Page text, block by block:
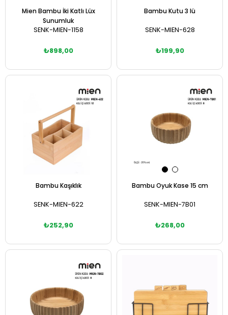
Mien Bambu İki Katlı Lüx
Sunumluk
SENK-MIEN-1158
₺898,00
Bambu Kutu 3 lü
SENK-MIEN-628
₺199,90
Bambu Kaşıklık
SENK-MIEN-622
₺252,90
Bambu Oyuk Kase 15 cm
SENK-MIEN-7B01
₺268,00